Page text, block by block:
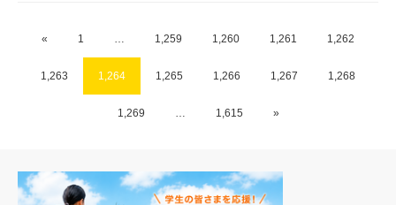
« 1 1,259 1,260 1,261 1,262
1,263 1,264 1,265 1,266 1,267 1,268
1,269 1,615 »